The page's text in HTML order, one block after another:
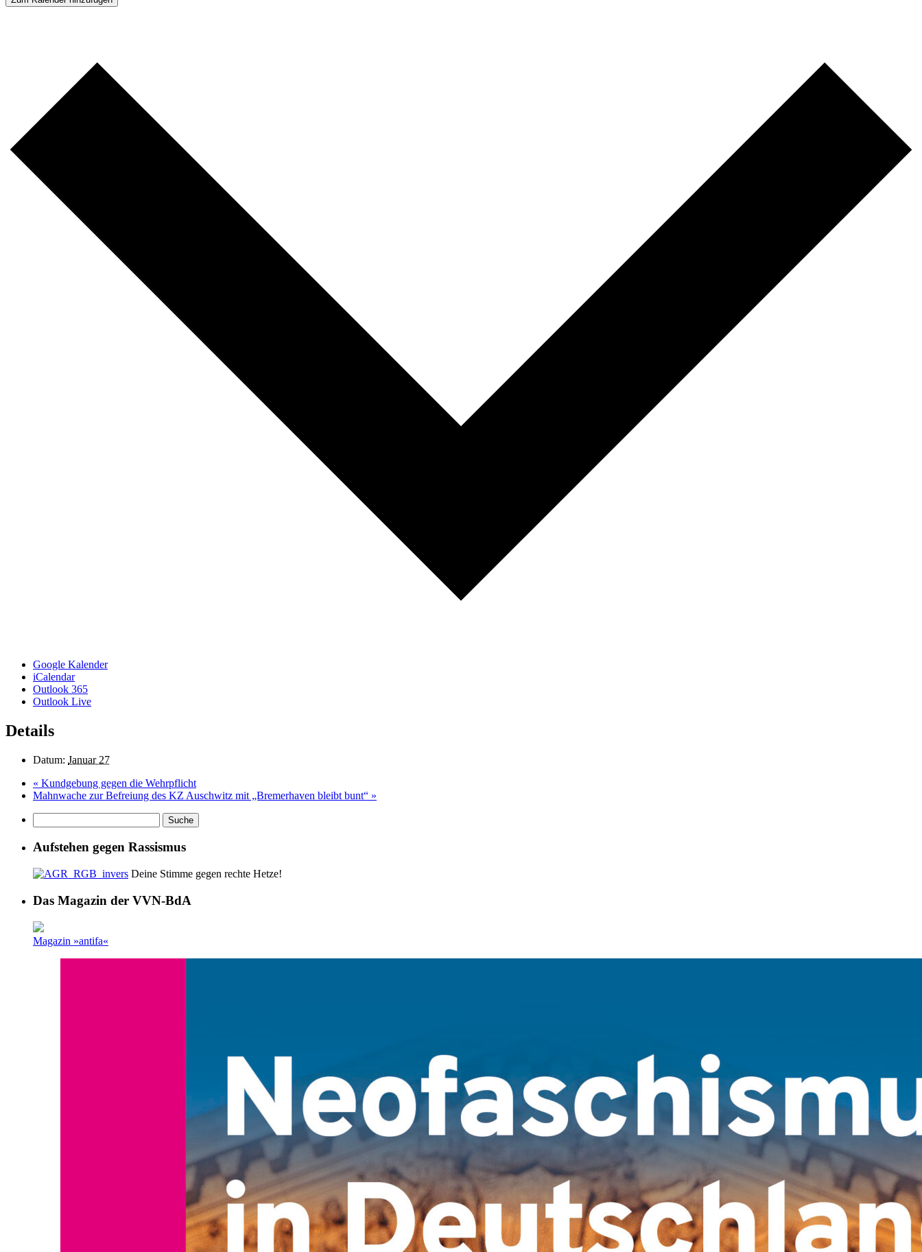
Google Kalender
iCalendar
Outlook 365
Outlook Live
Details
Datum: Januar 27
« Kundgebung gegen die Wehrpflicht
Mahnwache zur Befreiung des KZ Auschwitz mit „Bremerhaven bleibt bunt“ »
Aufstehen gegen Rassismus
Deine Stimme gegen rechte Hetze!
Das Magazin der VVN-BdA
Magazin »antifa«